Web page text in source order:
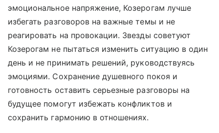
эмоциональное напряжение, Козерогам лучше
избегать разговоров на важные темы и не
реагировать на провокации. Звезды советуют
Козерогам не пытаться изменить ситуацию в один
день и не принимать решений, руководствуясь
эмоциями. Сохранение душевного покоя и
готовность оставить серьезные разговоры на
будущее помогут избежать конфликтов и
сохранить гармонию в отношениях.